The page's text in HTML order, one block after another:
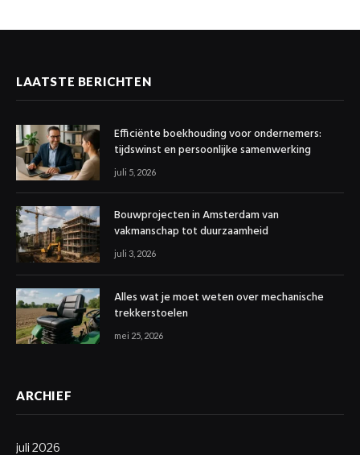
LAATSTE BERICHTEN
Efficiënte boekhouding voor ondernemers:
tijdswinst en persoonlijke samenwerking
juli 5, 2026
Bouwprojecten in Amsterdam van
vakmanschap tot duurzaamheid
juli 3, 2026
Alles wat je moet weten over mechanische
trekkerstoelen
mei 25, 2026
ARCHIEF
juli 2026